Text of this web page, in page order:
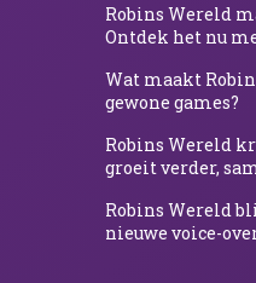
Robins Wereld
Ontdek het nu
Wat maakt
gewone games?
Robins Wereld
groeit verder,
Robins Wereld
nieuwe voice-